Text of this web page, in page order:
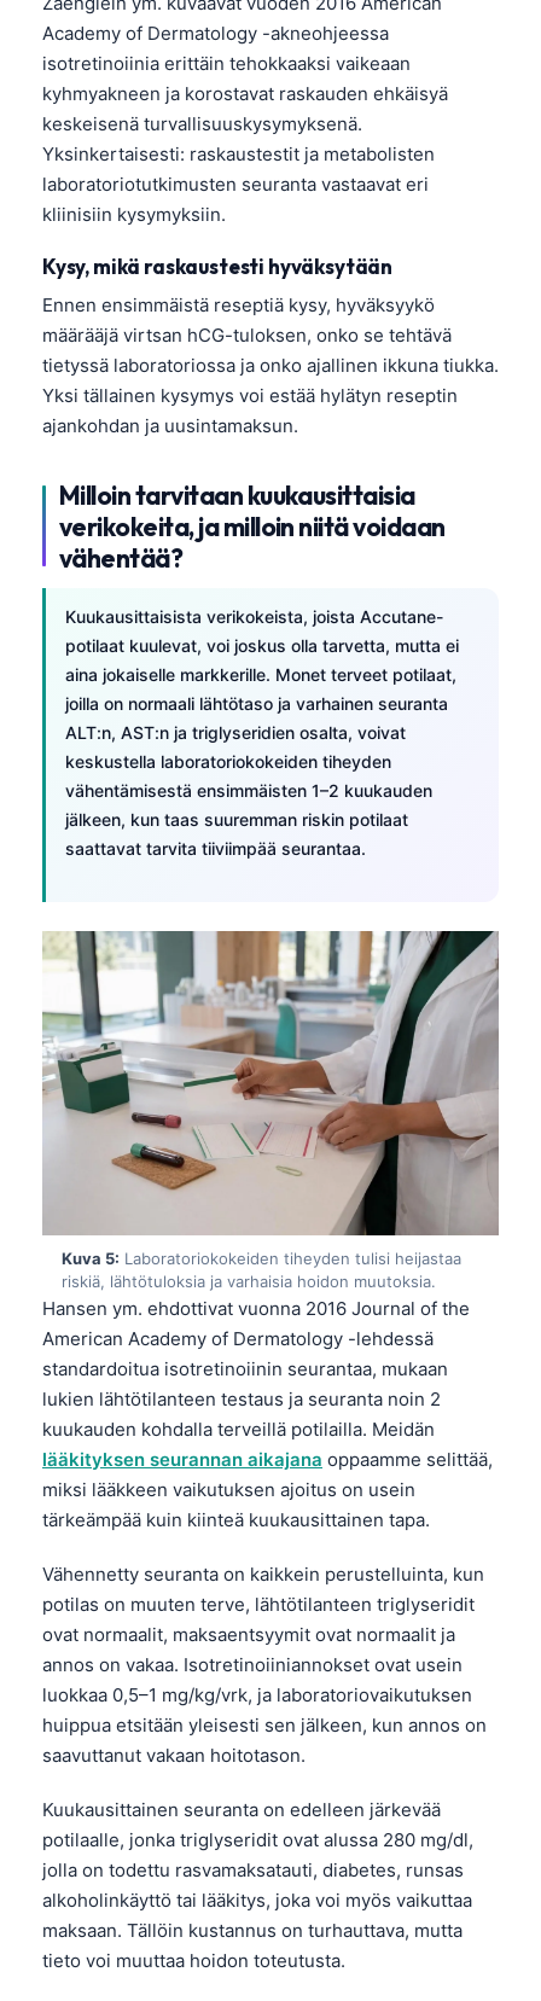
Academy of Dermatology -akneohjeessa
isotretinoiinia erittäin tehokkaaksi vaikeaan
kyhmyakneen ja korostavat raskauden ehkäisyä
keskeisenä turvallisuuskysymyksenä.
Yksinkertaisesti: raskaustestit ja metabolisten
laboratoriotutkimusten seuranta vastaavat eri
kliinisiin kysymyksiin.
Kysy, mikä raskaustesti hyväksytään
Ennen ensimmäistä reseptiä kysy, hyväksyykö
määrääjä virtsan hCG-tuloksen, onko se tehtävä
tietyssä laboratoriossa ja onko ajallinen ikkuna tiukka.
Yksi tällainen kysymys voi estää hylätyn reseptin
ajankohdan ja uusintamaksun.
Milloin tarvitaan kuukausittaisia
verikokeita, ja milloin niitä voidaan
vähentää?
Kuukausittaisista verikokeista, joista Accutane-
potilaat kuulevat, voi joskus olla tarvetta, mutta ei
aina jokaiselle markkerille. Monet terveet potilaat,
joilla on normaali lähtötaso ja varhainen seuranta
ALT:n, AST:n ja triglyseridien osalta, voivat
keskustella laboratoriokokeiden tiheyden
vähentämisestä ensimmäisten 1–2 kuukauden
jälkeen, kun taas suuremman riskin potilaat
saattavat tarvita tiiviimpää seurantaa.
Kuva 5: Laboratoriokokeiden tiheyden tulisi heijastaa
riskiä, lähtötuloksia ja varhaisia hoidon muutoksia.
Hansen ym. ehdottivat vuonna 2016 Journal of the
American Academy of Dermatology -lehdessä
standardoitua isotretinoiinin seurantaa, mukaan
lukien lähtötilanteen testaus ja seuranta noin 2
kuukauden kohdalla terveillä potilailla. Meidän
lääkityksen seurannan aikajana oppaamme selittää,
miksi lääkkeen vaikutuksen ajoitus on usein
tärkeämpää kuin kiinteä kuukausittainen tapa.
Vähennetty seuranta on kaikkein perustelluinta, kun
potilas on muuten terve, lähtötilanteen triglyseridit
ovat normaalit, maksaentsyymit ovat normaalit ja
annos on vakaa. Isotretinoiiniannokset ovat usein
luokkaa 0,5–1 mg/kg/vrk, ja laboratoriovaikutuksen
huippua etsitään yleisesti sen jälkeen, kun annos on
saavuttanut vakaan hoitotason.
Kuukausittainen seuranta on edelleen järkevää
potilaalle, jonka triglyseridit ovat alussa 280 mg/dl,
jolla on todettu rasvamaksatauti, diabetes, runsas
alkoholinkäyttö tai lääkitys, joka voi myös vaikuttaa
maksaan. Tällöin kustannus on turhauttava, mutta
tieto voi muuttaa hoidon toteutusta.
پښتو
سنڌي
සිංහල
অসমীয়া
Latviešu valoda
Македонски јазик
Euskara
Gàidhlig
Occitan
Монгол
ພາສາລາວ
Cebuano
ئۇيغۇرچە
Кыргызча
Беларуская мова
Esperanto
Frysk
Ślōnskŏ gŏdka
Norsk bokmål